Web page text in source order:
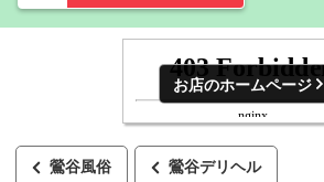
お店のホームページ
鶯谷風俗 鶯谷デリヘル